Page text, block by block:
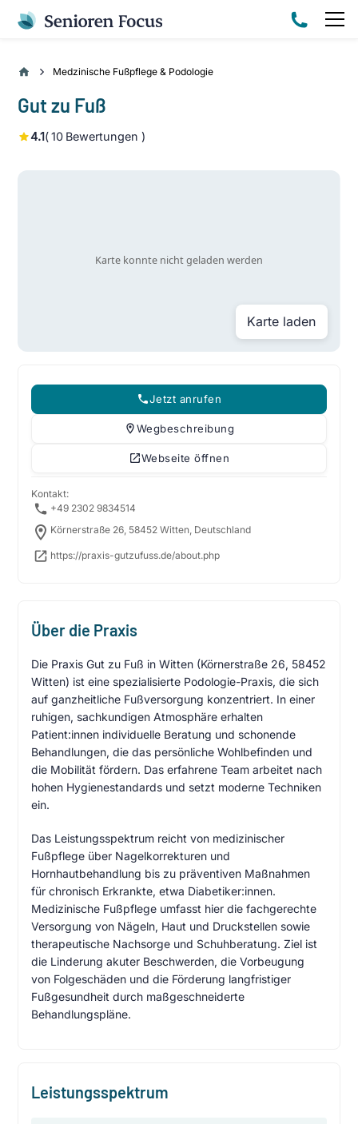
Medzinische Fußpflege & Podologie
Gut zu Fuß
4.1(10 Bewertungen )
Karte laden
Jetzt anrufen
Wegbeschreibung
Webseite öffnen
Kontakt:
+49 2302 9834514
Körnerstraße 26, 58452 Witten, Deutschland
https://praxis-gutzufuss.de/about.php
Über die Praxis
Die Praxis Gut zu Fuß in Witten (Körnerstraße 26, 58452
Witten) ist eine spezialisierte Podologie-Praxis, die sich
auf ganzheitliche Fußversorgung konzentriert. In einer
ruhigen, sachkundigen Atmosphäre erhalten
Patient:innen individuelle Beratung und schonende
Behandlungen, die das persönliche Wohlbefinden und
die Mobilität fördern. Das erfahrene Team arbeitet nach
hohen Hygienestandards und setzt moderne Techniken
ein.
Das Leistungsspektrum reicht von medizinischer
Fußpflege über Nagelkorrekturen und
Hornhautbehandlung bis zu präventiven Maßnahmen
für chronisch Erkrankte, etwa Diabetiker:innen.
Medizinische Fußpflege umfasst hier die fachgerechte
Versorgung von Nägeln, Haut und Druckstellen sowie
therapeutische Nachsorge und Schuhberatung. Ziel ist
die Linderung akuter Beschwerden, die Vorbeugung
von Folgeschäden und die Förderung langfristiger
Fußgesundheit durch maßgeschneiderte
Behandlungspläne.
Leistungsspektrum